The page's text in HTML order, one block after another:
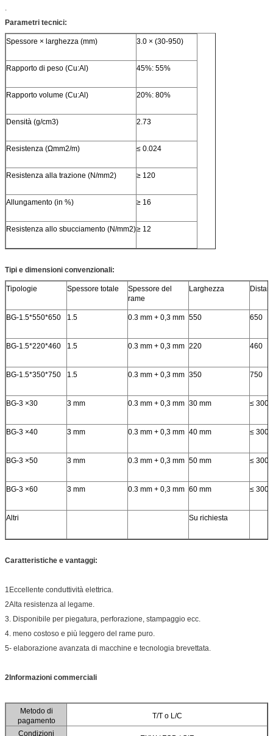
.
Parametri tecnici:
Spessore × larghezza (mm) 3.0 × (30-950)
Rapporto di peso (Cu:Al) 45%: 55%
Rapporto volume (Cu:Al) 20%: 80%
Densità (g/cm3) 2.73
Resistenza (Ωmm2/m) ≤ 0.024
Resistenza alla trazione (N/mm2) ≥ 120
Allungamento (in %) ≥ 16
Resistenza allo sbucciamento (N/mm2)≥ 12
Tipi e dimensioni convenzionali:
Tipologie Spessore totale
Spessore del
rame
Larghezza
BG-1.5*550*650 1.5 0.3 mm + 0,3 mm 550 650
BG-1.5*220*460 1.5 0.3 mm + 0,3 mm 220 460
BG-1.5*350*750 1.5 0.3 mm + 0,3 mm 350 750
BG-3 ×30 3 mm 0.3 mm + 0,3 mm 30 mm ≤
BG-3 ×40 3 mm 0.3 mm + 0,3 mm 40 mm ≤
BG-3 ×50 3 mm 0.3 mm + 0,3 mm 50 mm ≤
BG-3 ×60 3 mm 0.3 mm + 0,3 mm 60 mm ≤
Altri Su richiesta
Caratteristiche e vantaggi:
1Eccellente conduttività elettrica.
2Alta resistenza al legame.
3. Disponibile per piegatura, perforazione, stampaggio ecc.
4. meno costoso e più leggero del rame puro.
5- elaborazione avanzata di macchine e tecnologia brevettata.
2Informazioni commerciali
Metodo di
pagamento
T/T o L/C
Condizioni